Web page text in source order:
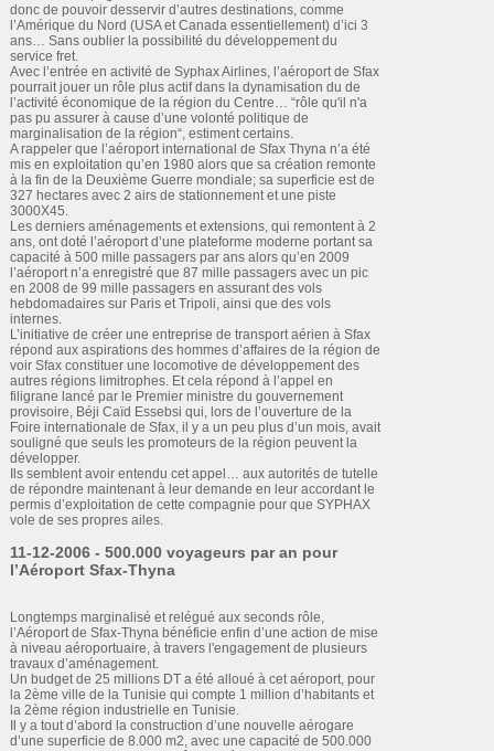
donc de pouvoir desservir d’autres destinations, comme
l’Amérique du Nord (USA et Canada essentiellement) d’ici 3
ans… Sans oublier la possibilité du développement du
service fret.
Avec l’entrée en activité de Syphax Airlines, l’aéroport de Sfax
pourrait jouer un rôle plus actif dans la dynamisation du de
l’activité économique de la région du Centre… “rôle qu'il n'a
pas pu assurer à cause d’une volonté politique de
marginalisation de la région“, estiment certains.
A rappeler que l’aéroport international de Sfax Thyna n’a été
mis en exploitation qu’en 1980 alors que sa création remonte
à la fin de la Deuxième Guerre mondiale; sa superficie est de
327 hectares avec 2 airs de stationnement et une piste
3000X45.
Les derniers aménagements et extensions, qui remontent à 2
ans, ont doté l’aéroport d’une plateforme moderne portant sa
capacité à 500 mille passagers par ans alors qu’en 2009
l’aéroport n’a enregistré que 87 mille passagers avec un pic
en 2008 de 99 mille passagers en assurant des vols
hebdomadaires sur Paris et Tripoli, ainsi que des vols
internes.
L’initiative de créer une entreprise de transport aérien à Sfax
répond aux aspirations des hommes d’affaires de la région de
voir Sfax constituer une locomotive de développement des
autres régions limitrophes. Et cela répond à l’appel en
filigrane lancé par le Premier ministre du gouvernement
provisoire, Béji Caïd Essebsi qui, lors de l’ouverture de la
Foire internationale de Sfax, il y a un peu plus d’un mois, avait
souligné que seuls les promoteurs de la région peuvent la
développer.
Ils semblent avoir entendu cet appel… aux autorités de tutelle
de répondre maintenant à leur demande en leur accordant le
permis d’exploitation de cette compagnie pour que SYPHAX
vole de ses propres ailes.
11-12-2006 - 500.000 voyageurs par an pour
l’Aéroport Sfax-Thyna
Longtemps marginalisé et relégué aux seconds rôle,
l’Aéroport de Sfax-Thyna bénéficie enfin d’une action de mise
à niveau aéroportuaire, à travers l'engagement de plusieurs
travaux d’aménagement.
Un budget de 25 millions DT a été alloué à cet aéroport, pour
la 2ème ville de la Tunisie qui compte 1 million d’habitants et
la 2ème région industrielle en Tunisie.
Il y a tout d’abord la construction d’une nouvelle aérogare
d’une superficie de 8.000 m2, avec une capacité de 500.000